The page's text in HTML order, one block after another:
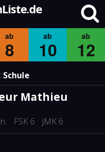
ab
8
ab
10
ab
12
Schule
Mathieu
FSK 6 JMK 6